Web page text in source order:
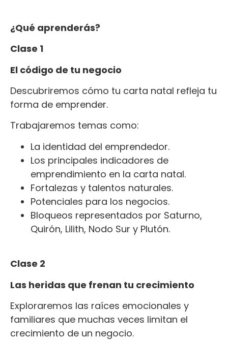
¿Qué aprenderás?
Clase 1
El código de tu negocio
Descubriremos cómo tu carta natal refleja tu
forma de emprender.
Trabajaremos temas como:
La identidad del emprendedor.
Los principales indicadores de
emprendimiento en la carta natal.
Fortalezas y talentos naturales.
Potenciales para los negocios.
Bloqueos representados por Saturno,
Quirón, Lilith, Nodo Sur y Plutón.
Clase 2
Las heridas que frenan tu crecimiento
Exploraremos las raíces emocionales y
familiares que muchas veces limitan el
crecimiento de un negocio.